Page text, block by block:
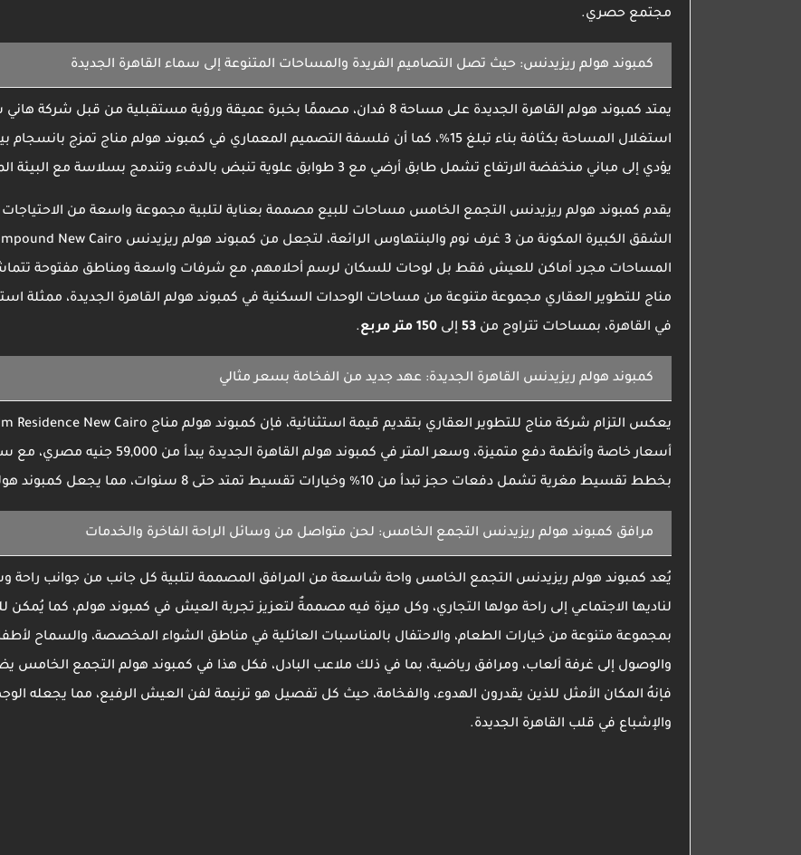
مجتمع حصري.
كمبوند هولم ريزيدنس: حيث تصل التصاميم الفريدة والمساحات المتنوعة إلى سماء القاهرة الجديدة
يمتد كمبوند هولم القاهرة الجديدة
على مساحة 8 فدان، مصممًا بخبرة عميقة ورؤية مستقبلية من قبل
استغلال المساحة بكثافة بناء تبلغ 15%، كما أن فلسفة التصميم المعماري في
كمبوند هولم مناج تمزج بانسجام
يؤدي إلى مباني منخفضة الارتفاع تشمل طابق أرضي مع 3 طوابق علوية تنبض بالدفء وتندمج بسلاسة مع البيئة المحيطة.
يقدم كمبوند هولم ريزيدنس التجمع الخامس مساحات للبيع مصممة بعناية لتلبية مجموعة واسعة من الاحتياجات
الشقق الكبيرة المكونة من 3 غرف نوم والبنتهاوس الرائعة، لتجعل من
كمبوند هولم ريزيدنس New Cairo
المساحات مجرد أماكن للعيش فقط بل لوحات للسكان لرسم أحلامهم، مع شرفات واسعة ومناطق مفتوحة
مناج للتطوير العقاري مجموعة متنوعة من مساحات الوحدات السكنية في كمبوند هولم القاهرة الجديدة، ممثلة
في القاهرة، بمساحات تتراوح من 53 إلى 150 متر مربع .
كمبوند هولم ريزيدنس القاهرة الجديدة: عهد جديد من الفخامة بسعر مثالي
يعكس التزام شركة مناج للتطوير العقاري بتقديم قيمة استثنائية، فإن كمبوند هولم مناج Residence New Cairo
أسعار خاصة وأنظمة دفع متميزة، وسعر المتر في كمبوند هولم القاهرة الجديدة يبدأ
بخطط تقسيط مغرية تشمل دفعات حجز تبدأ من 10% وخيارات تقسيط تمتد حتى 8 سنوات، مما يجعل
كمبوند
مرافق كمبوند هولم ريزيدنس التجمع الخامس: لحن متواصل من وسائل الراحة الفاخرة والخدمات
يُعد كمبوند هولم ريزيدنس التجمع الخامس واحة شاسعة من المرافق المصممة لتلبية كل جانب من جوانب راحة
لناديها الاجتماعي إلى راحة مولها التجاري، وكل ميزة فيه مصممةٌ لتعزيز تجربة العيش في كمبوند هولم، كما
بمجموعة متنوعة من خيارات الطعام، والاحتفال بالمناسبات العائلية في مناطق الشواء المخصصة، والسماح
والوصول إلى غرفة ألعاب، ومرافق رياضية، بما في ذلك ملاعب البادل، فكل هذا في كمبوند هولم التجمع الخامس
فإنهُ المكان الأمثل للذين يقدرون الهدوء، والفخامة، حيث كل تفصيل هو ترنيمة لفن العيش الرفيع، مما يجعله
والإشباع في قلب القاهرة الجديدة.